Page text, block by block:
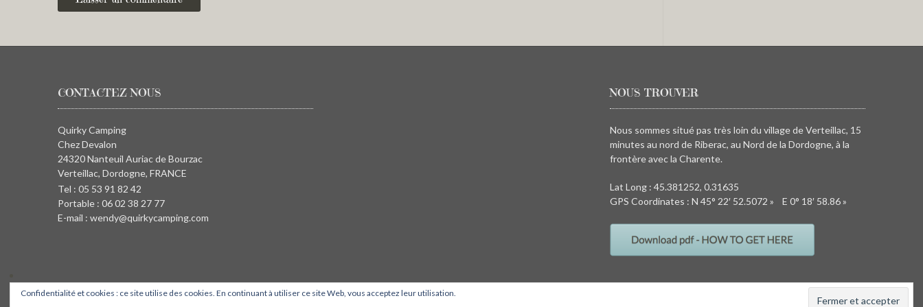
CONTACTEZ NOUS
Quirky Camping
Chez Devalon
24320 Nanteuil Auriac de Bourzac
Verteillac, Dordogne, FRANCE
Tel : 05 53 91 82 42
Portable : 06 02 38 27 77
E-mail : wendy@quirkycamping.com
NOUS TROUVER
Nous sommes situé pas très loin du village de Verteillac, 15
minutes au nord de Riberac, au Nord de la Dordogne, à la
frontère avec la Charente.
Lat Long : 45.381252, 0.31635
GPS Coordinates : N 45° 22′ 52.5072 » E 0° 18′ 58.86 »
Confidentialité et cookies : ce site utilise des cookies. En continuant à utiliser ce site Web, vous acceptez leur utilisation.